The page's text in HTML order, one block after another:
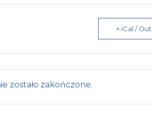
+ iCal /
zostało zakończone.